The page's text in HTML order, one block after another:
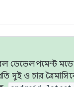
ডেভেলপমেন্ট
দুই ও চার